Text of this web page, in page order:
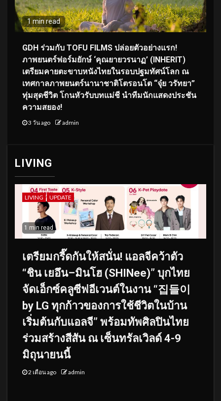
1 min read
GDH ร่วมกับ TOFU FILMS ปล่อยตัวอย่างแรก!
ภาพยนตร์ฟอร์มยักษ์ ‘คุณยายวรนาฏ’ (INHERIT)
เตรียมคายตะขาบหนังไทยในรอบปฐมทัศน์โลก ณ
เทศกาลภาพยนตร์นานาชาติโตรอนโต “จุ๋ย วรัทยา”
ทุ่มสุดชีวิต โกนหัวรับบทแม่ชี นำทีมนักแสดงประชัน
ความสยอง!
3 วัน ago admin
LIVING
LIVING UPDATE
1 min read
เตรียมกรี๊ดกันให้สนั่น! แอลจีคว้าตัว
“ชิน เยอึน–มินโฮ (SHINee)” บุกไทย
จัดเอ็กซ์คลูซีฟอีเวนต์ในงาน “집들이
by LG ทุกก้าวของการใช้ชีวิตในบ้าน
เริ่มต้นกับแอลจี” พร้อมทัพศิลปินไทย
ร่วมสร้างสีสัน ณ เซ็นทรัลเวิลด์ 4-9
มิถุนายนนี้
2 เดือน ago admin